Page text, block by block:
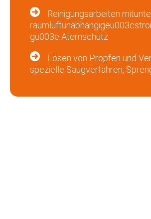
Reinigungsarbeiten
gu003e Atemschutz
Lösen von Propfen und
spezielle Saugverfahren,